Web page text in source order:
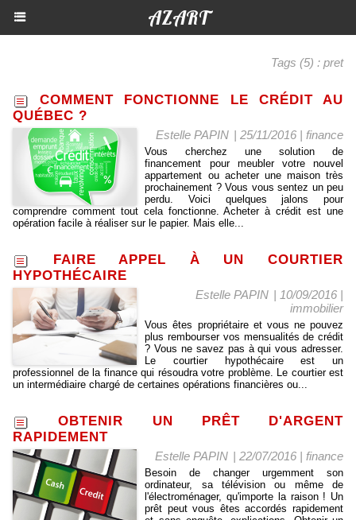
AZART
Tags (5) : pret
COMMENT FONCTIONNE LE CRÉDIT AU
QUÉBEC ?
Estelle PAPIN | 25/11/2016 | finance
Vous cherchez une solution de
financement pour meubler votre nouvel
appartement ou acheter une maison très
prochainement ? Vous vous sentez un peu
perdu. Voici quelques jalons pour
comprendre comment tout cela fonctionne. Acheter à crédit est une
opération facile à réaliser sur le papier. Mais elle...
FAIRE APPEL À UN COURTIER
HYPOTHÉCAIRE
Estelle PAPIN | 10/09/2016 |
immobilier
Vous êtes propriétaire et vous ne pouvez
plus rembourser vos mensualités de crédit
? Vous ne savez pas à qui vous adresser.
Le courtier hypothécaire est un
professionnel de la finance qui résoudra votre problème. Le courtier est
un intermédiaire chargé de certaines opérations financières ou...
OBTENIR UN PRÊT D'ARGENT
RAPIDEMENT
Estelle PAPIN | 22/07/2016 | finance
Besoin de changer urgemment son
ordinateur, sa télévision ou même de
l'électroménager, qu'importe la raison ! Un
prêt peut vous êtes accordés rapidement